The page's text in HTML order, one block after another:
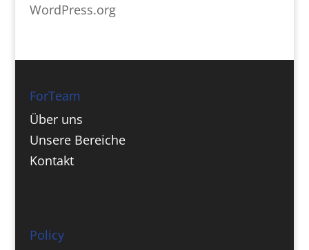
WordPress.org
ForTeam
Über uns
Unsere Bereiche
Kontakt
Policy